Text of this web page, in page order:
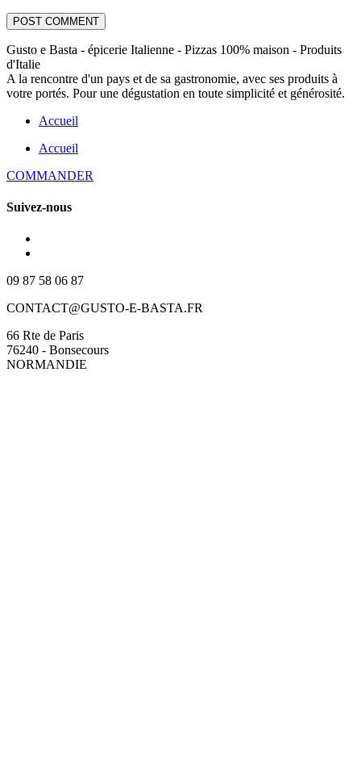
Gusto e Basta - épicerie Italienne - Pizzas 100% maison - Produits
d'Italie
A la rencontre d'un pays et de sa gastronomie, avec ses produits à
votre portés. Pour une dégustation en toute simplicité et générosité.
Accueil
Accueil
COMMANDER
Suivez-nous
09 87 58 06 87
CONTACT@GUSTO-E-BASTA.FR
66 Rte de Paris
76240 - Bonsecours
NORMANDIE